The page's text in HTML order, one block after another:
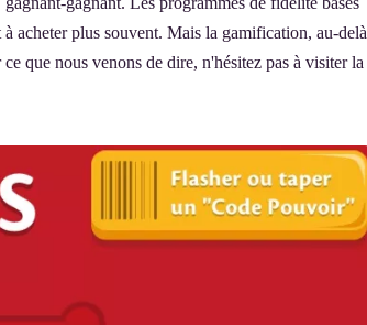
acheter plus souvent. Mais la gamification, au-delà
que nous venons de dire, n'hésitez pas à visiter la